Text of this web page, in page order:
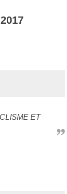
2017